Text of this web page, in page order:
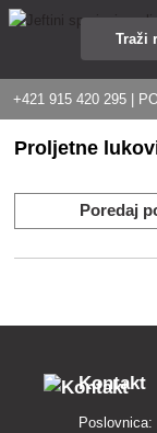
+421 915 420 295 |
Proljetne
Poredaj
Kontakt
Poslovnica: